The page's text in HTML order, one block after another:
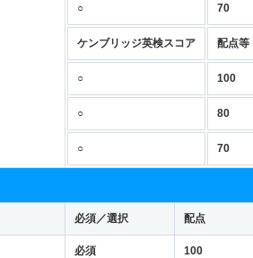
○ 70
ケンブリッジ英検スコア 配点等
○ 100
○ 80
○ 70
必須／選択 配点
必須 100